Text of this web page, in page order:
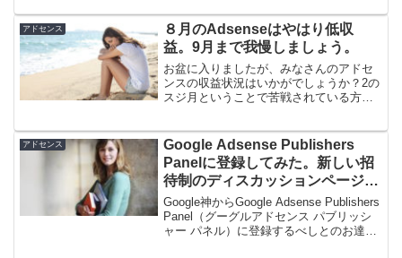
でした。全体では54万円ちょいというと
ころです...
アドセンス
８月のAdsenseはやはり低収
益。9月まで我慢しましょう。
お盆に入りましたが、みなさんのアドセ
ンスの収益状況はいかがでしょうか？2の
スジ月ということで苦戦されている方も
でいます。けれど、今後の半月は我慢で
す。ひたすら我慢しかあ...
アドセンス
Google Adsense Publishers
Panelに登録してみた。新しい招
待制のディスカッションページら
しい。
Google神からGoogle Adsense Publishers
Panel（グーグルアドセンス パブリッシ
ャー パネル）に登録するべしとのお達し